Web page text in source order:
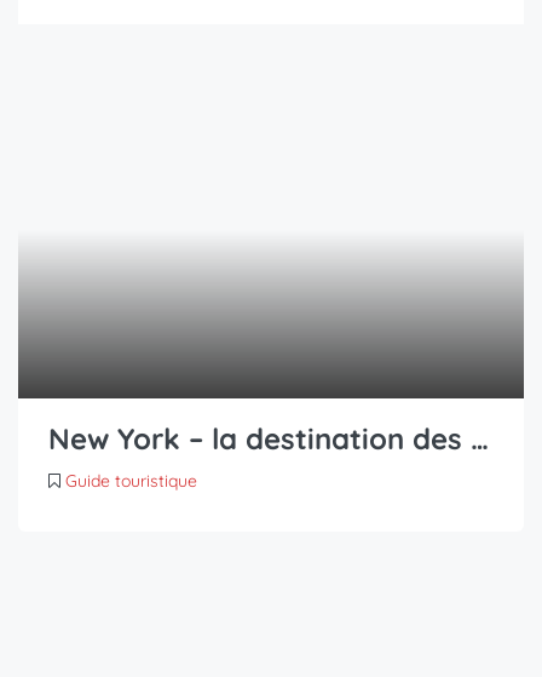
New York – la destination des rêves
Guide touristique